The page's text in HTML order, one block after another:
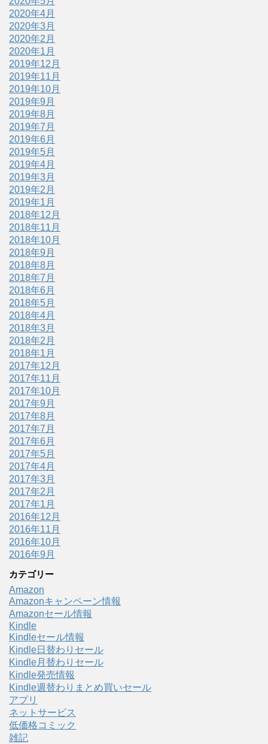
2020年4月
2020年3月
2020年2月
2020年1月
2019年12月
2019年11月
2019年10月
2019年9月
2019年8月
2019年7月
2019年6月
2019年5月
2019年4月
2019年3月
2019年2月
2019年1月
2018年12月
2018年11月
2018年10月
2018年9月
2018年8月
2018年7月
2018年6月
2018年5月
2018年4月
2018年3月
2018年2月
2018年1月
2017年12月
2017年11月
2017年10月
2017年9月
2017年8月
2017年7月
2017年6月
2017年5月
2017年4月
2017年3月
2017年2月
2017年1月
2016年12月
2016年11月
2016年10月
2016年9月
カテゴリー
Amazon
Amazonキャンペーン情報
Amazonセール情報
Kindle
Kindleセール情報
Kindle日替わりセール
Kindle月替わりセール
Kindle発売情報
Kindle週替わりまとめ買いセール
アプリ
ネットサービス
低価格コミック
雑記